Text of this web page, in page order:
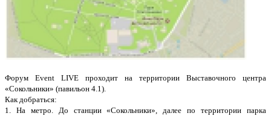
Форум Event LIVE проходит на территории Выставочного центра
«Сокольники» (павильон 4.1).
Как добраться:
1. На метро. До станции «Сокольники», далее по территории парка